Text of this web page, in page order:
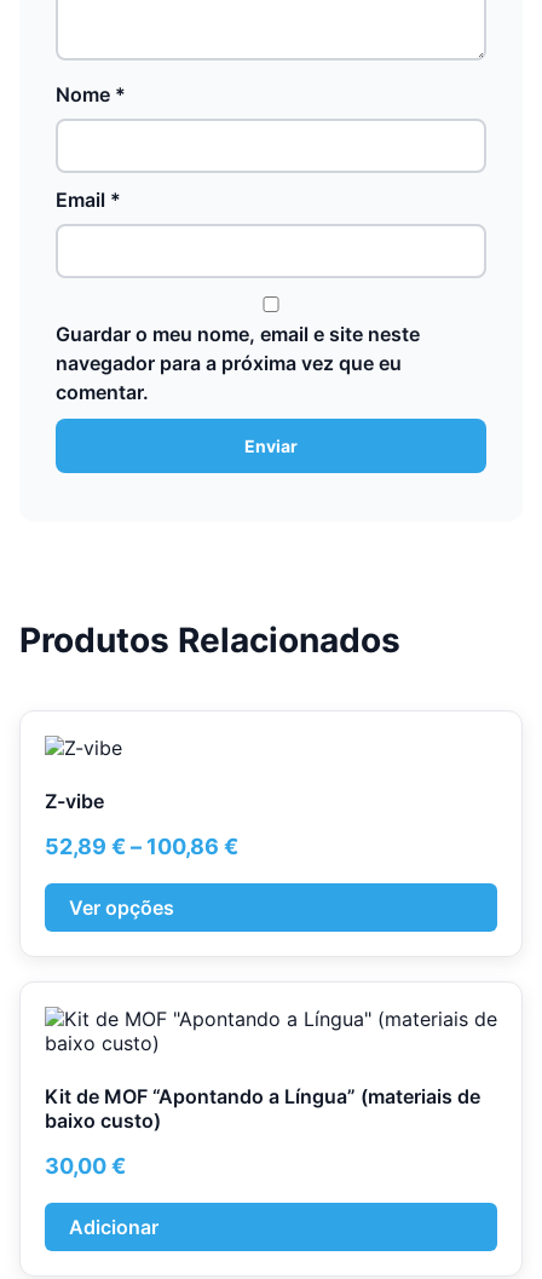
Nome *
Email *
Guardar o meu nome, email e site neste
navegador para a próxima vez que eu
comentar.
Produtos Relacionados
Z-vibe
52,89 € – 100,86 €
Ver opções
This
has
variants.
options
may
on
the
product
Kit de MOF “Apontando a Língua” (materiais de
baixo custo)
30,00€
Adicionar